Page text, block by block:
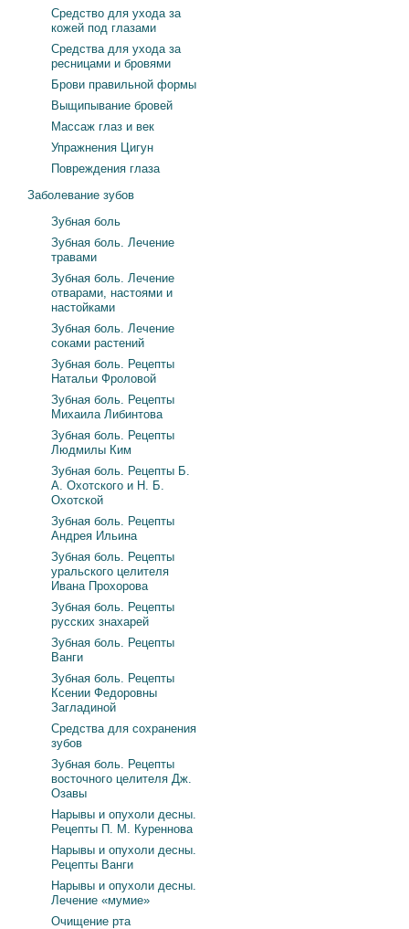
Средство для ухода за
кожей под глазами
Средства для ухода за
ресницами и бровями
Брови правильной формы
Выщипывание бровей
Массаж глаз и век
Упражнения Цигун
Повреждения глаза
Заболевание зубов
Зубная боль
Зубная боль. Лечение
травами
Зубная боль. Лечение
отварами, настоями и
настойками
Зубная боль. Лечение
соками растений
Зубная боль. Рецепты
Натальи Фроловой
Зубная боль. Рецепты
Михаила Либинтова
Зубная боль. Рецепты
Людмилы Ким
Зубная боль. Рецепты Б.
А. Охотского и Н. Б.
Охотской
Зубная боль. Рецепты
Андрея Ильина
Зубная боль. Рецепты
уральского целителя
Ивана Прохорова
Зубная боль. Рецепты
русских знахарей
Зубная боль. Рецепты
Ванги
Зубная боль. Рецепты
Ксении Федоровны
Загладиной
Средства для сохранения
зубов
Зубная боль. Рецепты
восточного целителя Дж.
Озавы
Нарывы и опухоли десны.
Рецепты П. М. Куреннова
Нарывы и опухоли десны.
Рецепты Ванги
Нарывы и опухоли десны.
Лечение «мумие»
Очищение рта